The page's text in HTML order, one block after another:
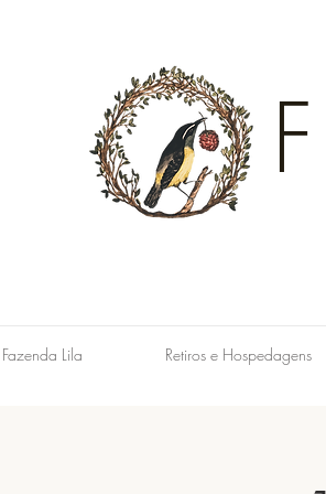
Lila Retiros e Hospedagens